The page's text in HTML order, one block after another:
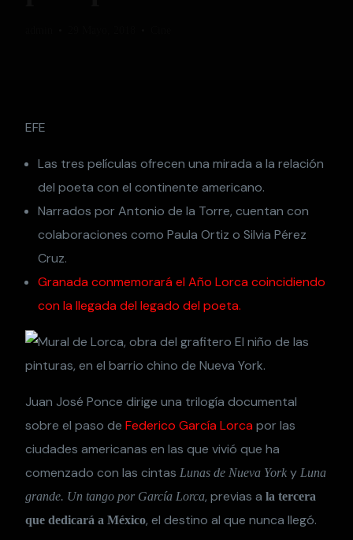
EFE
Las tres películas ofrecen una mirada a la relación
del poeta con el continente americano.
Narrados por Antonio de la Torre, cuentan con
colaboraciones como Paula Ortiz o Silvia Pérez
Cruz.
Granada conmemorará el Año Lorca coincidiendo
con la llegada del legado del poeta.
Juan José Ponce dirige una trilogía documental
sobre el paso deFederico García Lorcapor las
ciudades americanas en las que vivió que ha
comenzado con las cintas Lunas de Nueva York yLuna
grande. Un tango por García Lorca, previas ala tercera
que dedicará a México, el destino al que nunca llegó.